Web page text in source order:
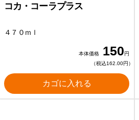
コカ・コーラプラス
４７０ｍｌ
本体価格 150円
（税込162.00円）
カゴに入れる